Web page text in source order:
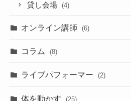
貸し会場 (4)
オンライン講師 (6)
コラム (8)
ライブパフォーマー (2)
体を動かす (25)